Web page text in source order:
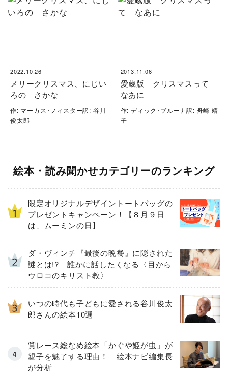
2022.10.26
メリークリスマス、にじい
ろの さかな
作: マーカス･フィスター訳: 谷川
俊太郎
2013.11.06
愛蔵版 クリスマスって
なあに
作: ディック･ブルーナ訳: 舟崎 靖
子
絵本・読み聞かせカテゴリーのランキング
限定オリジナルデザイントートバッグの
プレゼントキャンペーン！【８月９日
は、ムーミンの日】
ダ・ヴィンチ『最後の晩餐』に隠された
謎とは!? 誰かに話したくなる〈目から
ウロコのキリスト教〉
いつの時代も子どもに愛される谷川俊太
郎さんの絵本10選
賞レース総なめ絵本「かぐや姫が虫」が
親子を魅了する理由！ 絵本ナビ編集長
が分析